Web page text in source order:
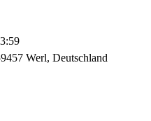
Werl, Deutschland